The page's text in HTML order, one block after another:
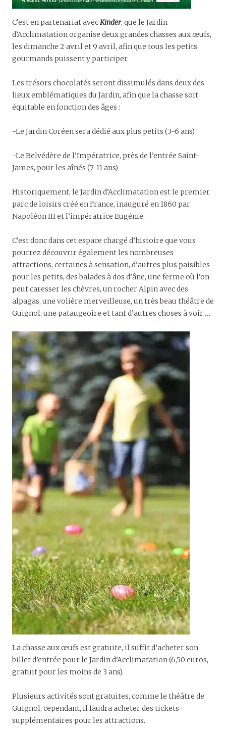
C’est en partenariat avecKinder, que le Jardin
d’Acclimatation organise deux grandes chasses aux œufs,
les dimanche 2 avril et 9 avril, afin que tous les petits
gourmands puissent y participer.
Les trésors chocolatés seront dissimulés dans deux des
lieux emblématiques du Jardin, afin que la chasse soit
équitable en fonction des âges :
-Le Jardin Coréen sera dédié aux plus petits (3-6 ans)
-Le Belvédère de l’Impératrice, près de l’entrée Saint-
James, pour les aînés (7-11 ans)
Historiquement, le Jardin d’Acclimatation est le premier
parc de loisirs créé en France, inauguré en 1860 par
Napoléon III et l’impératrice Eugénie.
C’est donc dans cet espace chargé d’histoire que vous
pourrez découvrir également les nombreuses
attractions, certaines à sensation, d’autres plus paisibles
pour les petits, des balades à dos d’âne, une ferme où l’on
peut caresser les chèvres, un rocher Alpin avec des
alpagas, une volière merveilleuse, un très beau théâtre de
Guignol, une pataugeoire et tant d’autres choses à voir …
La chasse aux œufs est gratuite, il suffit d’acheter son
billet d’entrée pour le Jardin d’Acclimatation (6,50 euros,
gratuit pour les moins de 3 ans).
Plusieurs activités sont gratuites, comme le théâtre de
Guignol, cependant, il faudra acheter des tickets
supplémentaires pour les attractions.